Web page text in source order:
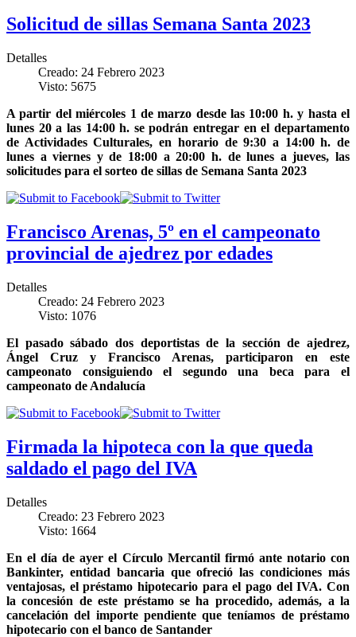
Solicitud de sillas Semana Santa 2023
Detalles
Creado: 24 Febrero 2023
Visto: 5675
A partir del miércoles 1 de marzo desde las 10:00 h. y hasta el
lunes 20 a las 14:00 h. se podrán entregar en el departamento
de Actividades Culturales, en horario de 9:30 a 14:00 h. de
lunes a viernes y de 18:00 a 20:00 h. de lunes a jueves, las
solicitudes para el sorteo de sillas de Semana Santa 2023
Francisco Arenas, 5º en el campeonato
provincial de ajedrez por edades
Detalles
Creado: 24 Febrero 2023
Visto: 1076
El pasado sábado dos deportistas de la sección de ajedrez,
Ángel Cruz y Francisco Arenas, participaron en este
campeonato consiguiendo el segundo una beca para el
campeonato de Andalucía
Firmada la hipoteca con la que queda
saldado el pago del IVA
Detalles
Creado: 23 Febrero 2023
Visto: 1664
En el día de ayer el Círculo Mercantil firmó ante notario con
Bankinter, entidad bancaria que ofreció las condiciones más
ventajosas, el préstamo hipotecario para el pago del IVA. Con
la concesión de este préstamo se ha procedido, además, a la
cancelación del importe pendiente que teníamos de préstamo
hipotecario con el banco de Santander